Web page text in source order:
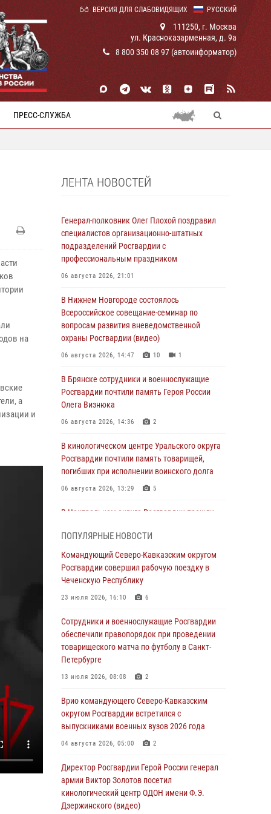
РУССКИЙ
ВЕРСИЯ ДЛЯ СЛАБОВИДЯЩИХ
111250, г. Москва
ул. Красноказарменная, д. 9а
8 800 350 08 97 (автоинформатор)
ПРЕСС-СЛУЖБА
на
а
и
ЛЕНТА НОВОСТЕЙ
Генерал-полковник Олег Плохой поздравил
специалистов организационно-штатных
подразделений Росгвардии с
профессиональным праздником
06 августа 2026, 21:01
В Нижнем Новгороде состоялось
Всероссийское совещание-семинар по
вопросам развития вневедомственной
охраны Росгвардии (видео)
06 августа 2026, 14:47 10 1
В Брянске сотрудники и военнослужащие
Росгвардии почтили память Героя России
Олега Визнюка
06 августа 2026, 14:36 2
В кинологическом центре Уральского округа
Росгвардии почтили память товарищей,
погибших при исполнении воинского долга
06 августа 2026, 13:29 5
В Центральном округе Росгвардии прошли
И.К. Яковлева
06 августа 2026, 13:24
Росгвардейцы задержали мужчину,
открывшего стрельбу в Подмосковье (видео)
Росгвардейцы провели выставку вооружения
для участников сбора «Гвардеец» в Пензе
(видео)
06 августа 2026, 12:00
В Курске росгвардейцы приняли участие в
митинге, посвященном второй годовщине
вторжения ВСУ на территорию области
06 августа 2026, 11:56 4
В Санкт-Петербурге наряд Росгвардии
задержал правонарушителя, угрожавшего
подростку травматическим пистолетом
06 августа 2026, 11:33
ПОПУЛЯРНЫЕ НОВОСТИ
Командующий Северо-Кавказским округом
Росгвардии совершил рабочую поездку в
Чеченскую Республику
23 июля 2026, 16:10 6
Сотрудники и военнослужащие Росгвардии
обеспечили правопорядок при проведении
товарищеского матча по футболу в Санкт-
Петербурге
13 июля 2026, 08:08 2
Врио командующего Северо-Кавказским
округом Росгвардии встретился с
выпускниками военных вузов 2026 года
04 августа 2026, 05:00 2
Директор Росгвардии Герой России генерал
армии Виктор Золотов посетил
кинологический центр ОДОН имени Ф.Э.
Дзержинского (видео)